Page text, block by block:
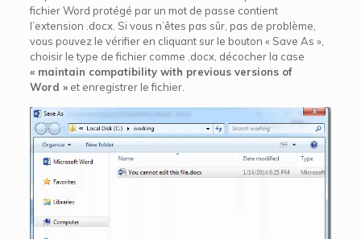
fichier Word protégé par un mot de passe contient
l’extension .docx. Si vous n’êtes pas sûr, pas de problème,
vous pouvez le vérifier en cliquant sur le bouton « Save As »,
choisir le type de fichier comme .docx, décocher la case
« maintain compatibility with previous versions of
Word »et enregistrer le fichier.